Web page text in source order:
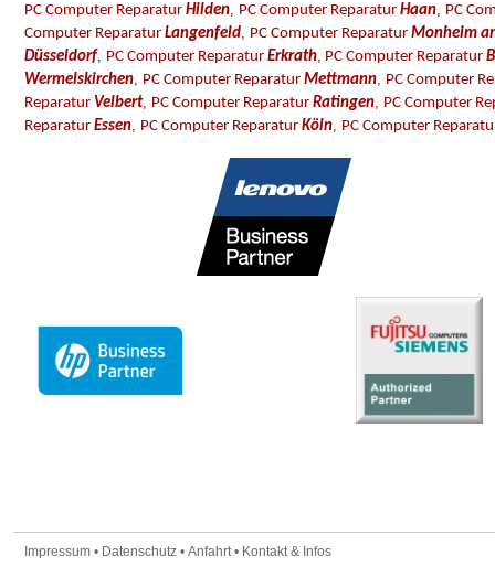
PC Computer Reparatur Hilden, PC Computer Reparatur Haan, PC
Computer Reparatur Langenfeld, PC Computer Reparatur Monheim
Düsseldorf, PC Computer Reparatur Erkrath, PC Computer Reparatur
Wermelskirchen, PC Computer Reparatur Mettmann, PC Computer
Reparatur Velbert, PC Computer Reparatur Ratingen, PC Computer
Reparatur Essen, PC Computer Reparatur Köln, PC Computer
Impressum • Datenschutz • Anfahrt• Kontakt & Infos